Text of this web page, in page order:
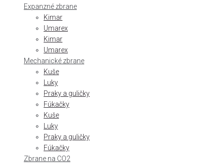
Expanzné zbrane
Kimar
Umarex
Kimar
Umarex
Mechanické zbrane
Kuše
Luky
Praky a guličky
Fúkačky
Kuše
Luky
Praky a guličky
Fúkačky
Zbrane na CO2